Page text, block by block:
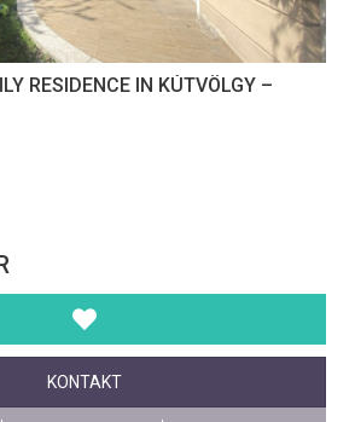
RESIDENCE IN KÚTVÖLGY –
KONTAKT